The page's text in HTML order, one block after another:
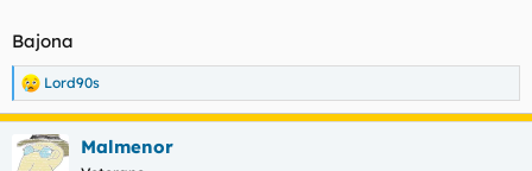
Bajona
R
e
a
c
c
Lord90s
Malmenor